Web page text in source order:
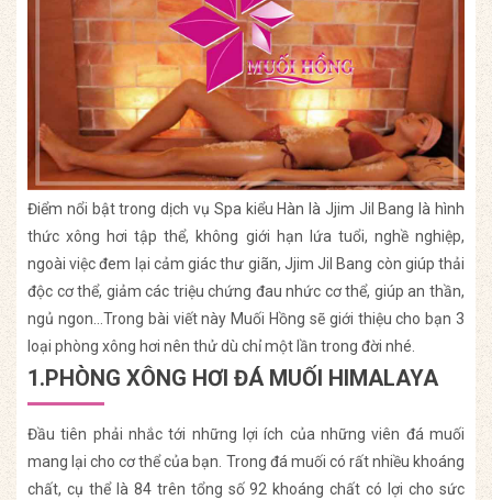
Điểm nổi bật trong dịch vụ Spa kiểu Hàn là Jjim Jil Bang là hình
thức xông hơi tập thể, không giới hạn lứa tuổi, nghề nghiệp,
ngoài việc đem lại cảm giác thư giãn, Jjim Jil Bang còn giúp thải
độc cơ thể, giảm các triệu chứng đau nhức cơ thể, giúp an thần,
ngủ ngon…Trong bài viết này Muối Hồng sẽ giới thiệu cho bạn 3
loại phòng xông hơi nên thử dù chỉ một lần trong đời nhé.
1.PHÒNG XÔNG HƠI ĐÁ MUỐI HIMALAYA
Đầu tiên phải nhắc tới những lợi ích của những viên đá muối
mang lại cho cơ thể của bạn. Trong đá muối có rất nhiều khoáng
chất, cụ thể là 84 trên tổng số 92 khoáng chất có lợi cho sức